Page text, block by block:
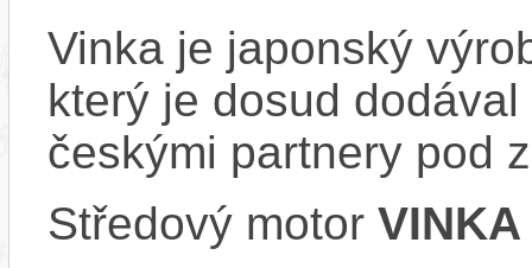
Vinka je japonský
který je dosud
českými partnery pod
Středový motor